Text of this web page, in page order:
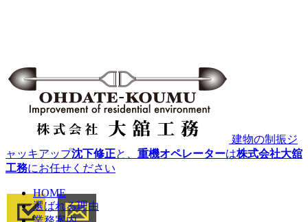
建物の制振ジ
ャッキアップ沈下修正と、 重機オペレーターは株式会社大舘
工務にお任せください
HOME
選ばれる理由